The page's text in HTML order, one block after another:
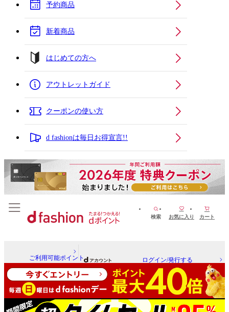
予約商品
新着商品
はじめての方へ
アウトレットガイド
クーポンの使い方
d fashionは毎日お得宣言!!
検索 お気に入り カート
ご利用可能ポイント ログイン/発行する